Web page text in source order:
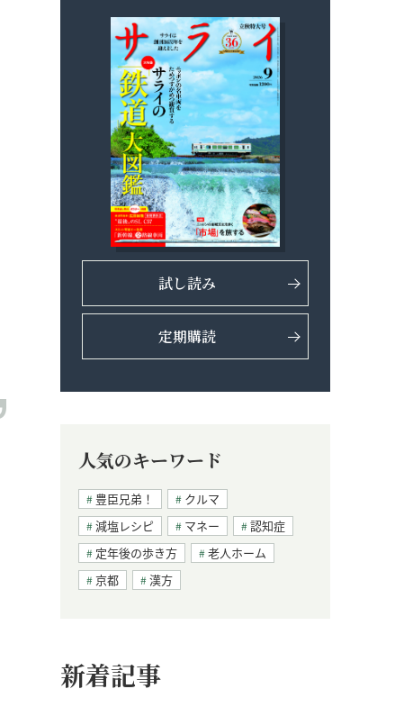
試し読み
定期購読
人気のキーワード
豊臣兄弟！
クルマ
減塩レシピ
マネー
認知症
定年後の歩き方
老人ホーム
京都
漢方
新着記事